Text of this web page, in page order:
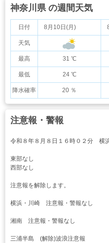
神奈川県 の週間天気
日付
天気
最高
最低
降水確率
8月10日(月)
31 ℃
24 ℃
20 ％
注意報・警報
令和８年８月８日１６時０２分 横
東部なし
西部なし
注意報を解除します。
横浜・川崎 注意報・警報なし
湘南 注意報・警報なし
三浦半島 (解除)波浪注意報